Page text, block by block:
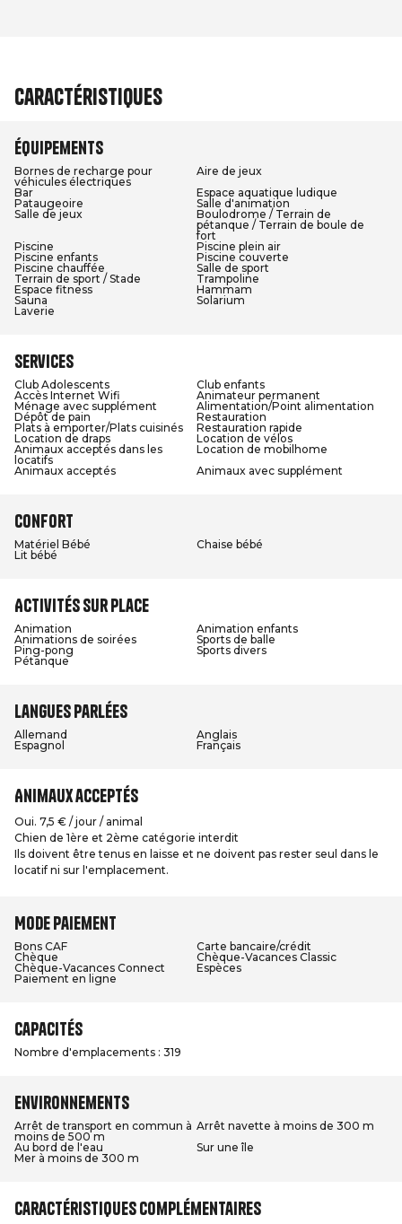
Caractéristiques
Équipements
Bornes de recharge pour
véhicules électriques
Aire de jeux
Bar
Espace aquatique ludique
Pataugeoire
Salle d'animation
Salle de jeux
Boulodrome / Terrain de
pétanque / Terrain de boule de
fort
Piscine
Piscine plein air
Piscine enfants
Piscine couverte
Piscine chauffée
Salle de sport
Terrain de sport / Stade
Trampoline
Espace fitness
Hammam
Sauna
Solarium
Laverie
Services
Club Adolescents
Club enfants
Accès Internet Wifi
Animateur permanent
Ménage avec supplément
Alimentation/Point alimentation
Dépôt de pain
Restauration
Plats à emporter/Plats cuisinés
Restauration rapide
Location de draps
Location de vélos
Animaux acceptés dans les
locatifs
Location de mobilhome
Animaux acceptés
Animaux avec supplément
Confort
Matériel Bébé
Chaise bébé
Lit bébé
Activités sur place
Animation
Animation enfants
Animations de soirées
Sports de balle
Ping-pong
Sports divers
Pétanque
Langues parlées
Allemand
Anglais
Espagnol
Français
Animaux acceptés
Oui. 7,5 € / jour / animal
Chien de 1ère et 2ème catégorie interdit
Ils doivent être tenus en laisse et ne doivent pas rester seul dans le
locatif ni sur l'emplacement.
Mode paiement
Bons CAF
Carte bancaire/crédit
Chèque
Chèque-Vacances Classic
Chèque-Vacances Connect
Espèces
Paiement en ligne
Capacités
Nombre d'emplacements : 319
Environnements
Arrêt de transport en commun à
moins de 500 m
Arrêt navette à moins de 300 m
Au bord de l'eau
Sur une île
Mer à moins de 300 m
Caractéristiques complémentaires